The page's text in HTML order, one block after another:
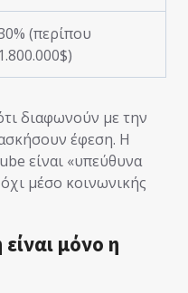
(περίπου
1.800.000$)
διαφωνούν με την
έφεση. Η
είναι «υπεύθυνα
μέσο κοινωνικής
μόνο η